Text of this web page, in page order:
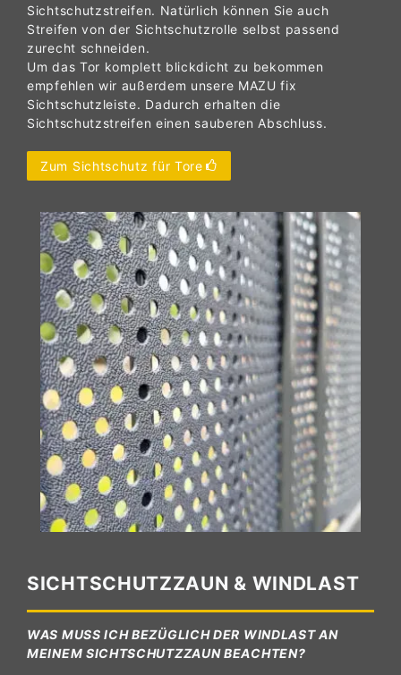
Sichtschutzstreifen. Natürlich können Sie auch
Streifen von der Sichtschutzrolle selbst passend
zurecht schneiden.
Um das Tor komplett blickdicht zu bekommen
empfehlen wir außerdem unsere MAZU fix
Sichtschutzleiste. Dadurch erhalten die
Sichtschutzstreifen einen sauberen Abschluss.
Zum Sichtschutz für Tore
SICHTSCHUTZZAUN & WINDLAST
WAS MUSS ICH BEZÜGLICH DER WINDLAST AN
MEINEM SICHTSCHUTZZAUN BEACHTEN?